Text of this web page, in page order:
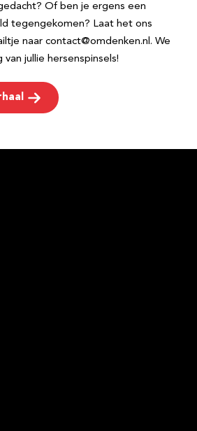
Of ben je ergens een
tegengekomen? Laat het ons
naar contact@omdenken.nl. We
jullie hersenspinsels!